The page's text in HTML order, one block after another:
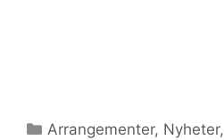
Kategorier
Arrangementer, Nyheter,